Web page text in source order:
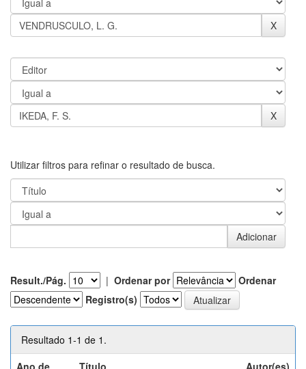
Utilizar filtros para refinar o resultado de busca.
Result./Pág. | Ordenar por
Ordenar
Registro(s)
Resultado 1-1 de 1.
Ano de
Título Autor(es)